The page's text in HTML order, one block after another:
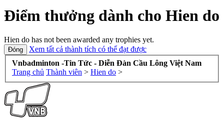
Điểm thưởng dành cho Hien do
Hien do has not been awarded any trophies yet.
Xem tất cả thành tích có thể đạt được
Vnbadminton -Tin Tức - Diễn Đàn Cầu Lông Việt Nam
Trang chủ Thành viên > Hien do >